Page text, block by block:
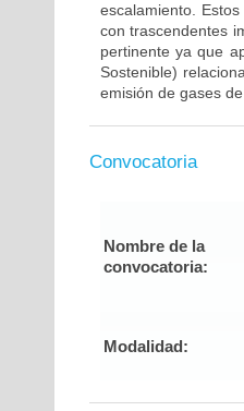
escalamiento.
con trascendentes
pertinente ya que
Sostenible)
emisión de gases
Convocatoria
Nombre de la
convocatoria:
Modalidad: